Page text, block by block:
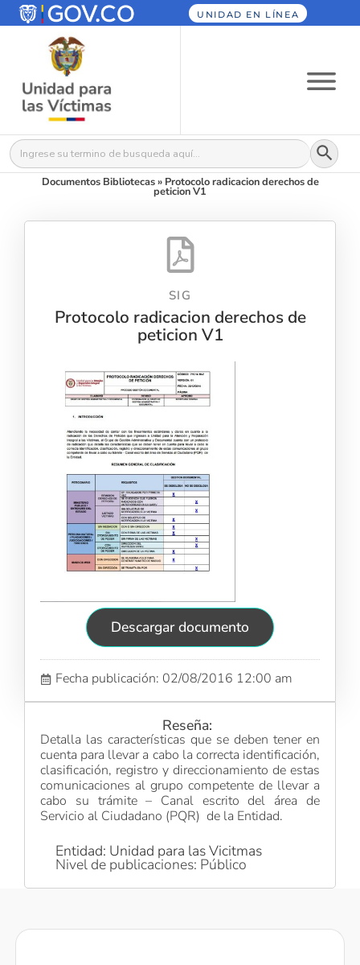
UNIDAD EN LÍNEA
Buscar: Botón
Documentos Bibliotecas» Protocolo radicacion derechos de
peticion V1
SIG
Protocolo radicacion derechos de
peticion V1
Descargar documento
Fecha publicación: 02/08/2016 12:00 am
Reseña:
Detalla las características que se deben tener en
cuenta para llevar a cabo la correcta identificación,
clasificación, registro y direccionamiento de estas
comunicaciones al grupo competente de llevar a
cabo su trámite – Canal escrito del área de
Servicio al Ciudadano (PQR) de la Entidad.
Entidad: Unidad para las Vicitmas
Nivel de publicaciones: Público